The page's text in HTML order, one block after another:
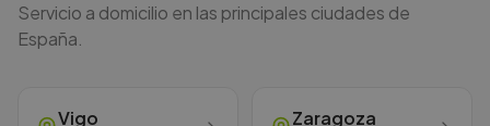
Servicio a domicilio en las principales ciudades de
España.
Vigo Zaragoza